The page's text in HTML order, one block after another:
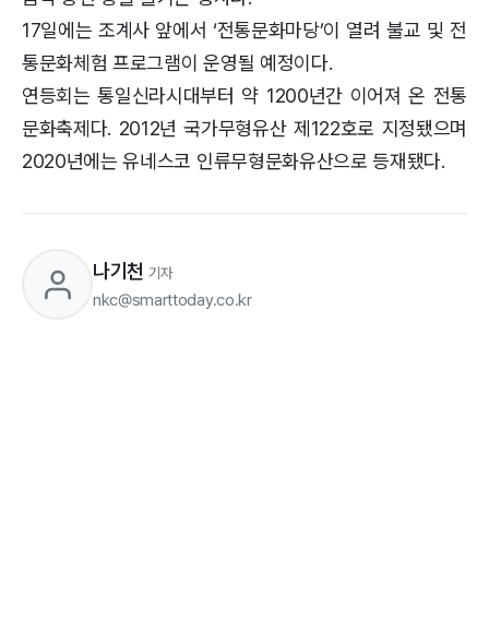
17일에는 조계사 앞에서 ‘전통문화마당’이 열려 불교 및 전
통문화체험 프로그램이 운영될 예정이다.
연등회는 통일신라시대부터 약 1200년간 이어져 온 전통
문화축제다. 2012년 국가무형유산 제122호로 지정됐으며
2020년에는 유네스코 인류무형문화유산으로 등재됐다.
나기천 기자
nkc@smarttoday.co.kr